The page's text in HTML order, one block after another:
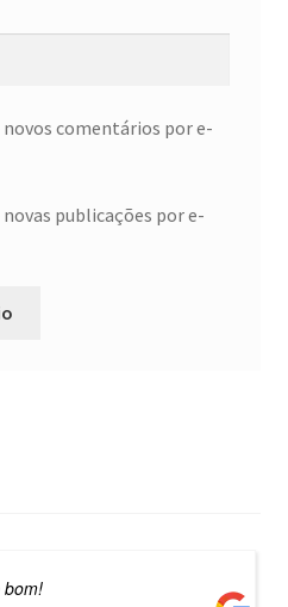
comentários por e-
publicações por e-
bom!